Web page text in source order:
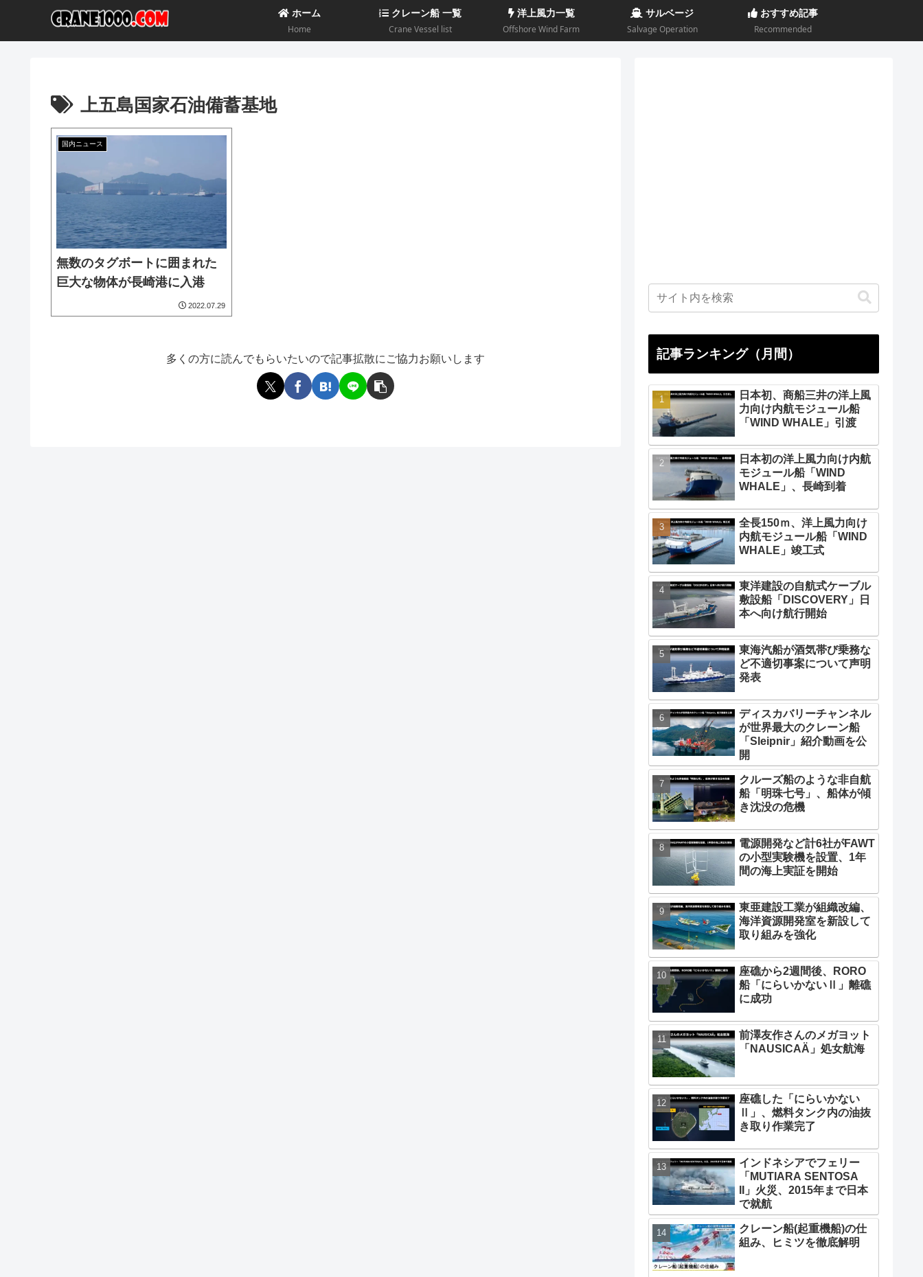
ホーム
Home
クレーン船 一覧
Crane Vessel list
洋上風力一覧
Offshore Wind Farm
サルベージ
Salvage Operation
おすすめ記事
Recommended
上五島国家石油備蓄基地
国内ニュース
無数のタグボートに囲まれた
巨大な物体が長崎港に入港
2022.07.29
多くの方に読んでもらいたいので記事拡散にご協力お願いします 記事ランキング（月間）
日本初、商船三井の洋上風
力向け内航モジュール船
「WIND WHALE」引渡
日本初の洋上風力向け内航
モジュール船「WIND
WHALE」、長崎到着
全長150ｍ、洋上風力向け
内航モジュール船「WIND
WHALE」竣工式
東洋建設の自航式ケーブル
敷設船「DISCOVERY」日
本へ向け航行開始
東海汽船が酒気帯び乗務な
ど不適切事案について声明
発表
ディスカバリーチャンネル
が世界最大のクレーン船
「Sleipnir」紹介動画を公
開
クルーズ船のような非自航
船「明珠七号」、船体が傾
き沈没の危機
電源開発など計6社がFAWT
の小型実験機を設置、1年
間の海上実証を開始
東亜建設工業が組織改編、
海洋資源開発室を新設して
取り組みを強化
座礁から2週間後、RORO
船「にらいかないⅡ」離礁
に成功
前澤友作さんのメガヨット
「NAUSICAÄ」処女航海
座礁した「にらいかない
Ⅱ」、燃料タンク内の油抜
き取り作業完了
インドネシアでフェリー
「MUTIARA SENTOSA
II」火災、2015年まで日本
で就航
クレーン船(起重機船)の仕
組み、ヒミツを徹底解明